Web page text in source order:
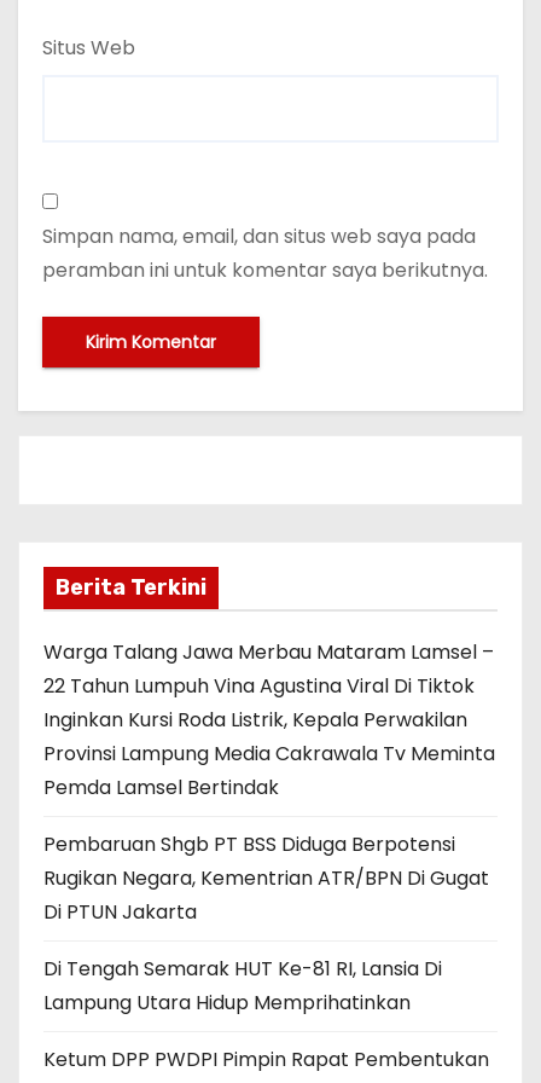
Situs Web
Simpan nama, email, dan situs web saya pada
peramban ini untuk komentar saya berikutnya.
Berita Terkini
Warga Talang Jawa Merbau Mataram Lamsel –
22 Tahun Lumpuh Vina Agustina Viral Di Tiktok
Inginkan Kursi Roda Listrik, Kepala Perwakilan
Provinsi Lampung Media Cakrawala Tv Meminta
Pemda Lamsel Bertindak
Pembaruan Shgb PT BSS Diduga Berpotensi
Rugikan Negara, Kementrian ATR/BPN Di Gugat
Di PTUN Jakarta
Di Tengah Semarak HUT Ke-81 RI, Lansia Di
Lampung Utara Hidup Memprihatinkan
Ketum DPP PWDPI Pimpin Rapat Pembentukan